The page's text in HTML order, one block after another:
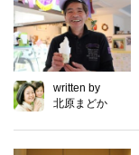
written by
北原まどか